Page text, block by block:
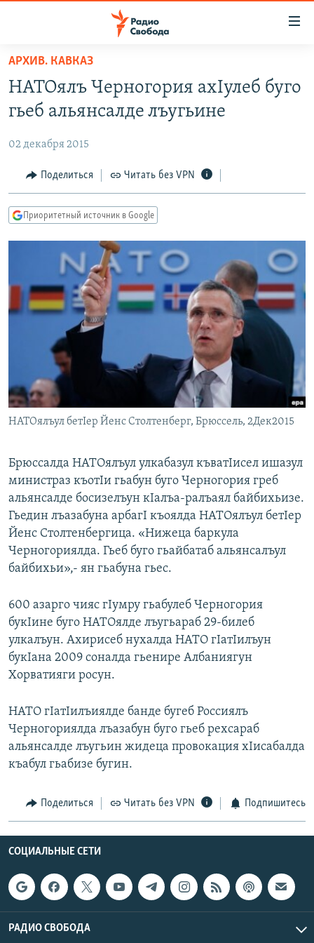
упрощенного
доступа
Вернуться
основному
Вернутся
главной
навигации
Вернутся
ПОДКАСТЫ
ЦИТАТЫ СВОБОДЫ
МНЕНИЯ
IDEL.РЕАЛИИ
КАВКАЗ.РЕАЛИИ
СЕВЕР.РЕАЛИИ
СИБИРЬ.РЕАЛИИ
РАСПИСАНИЕ ВЕЩАНИЯ
ПОДПИШИТЕСЬ НА РАССЫЛКУ
СОЦИАЛЬНЫЕ СЕТИ
Все сайты РСЕ/РС
АРХИВ. КАВКАЗ
НАТОялъ Черногория ахIулеб буго
гьеб альянсалде лъугьине
02 декабря 2015
Поделиться Читать без VPN
Приоритетный источник в Google
НАТОялъул бетIер Йенс Столтенберг, Брюссель, 2Дек2015
Брюссалда НАТОялъул улкабазул къватIисел ишазул
министраз къотIи гьабун буго Черногория греб
альянсалде босизелъун кIалъа-ралъаял байбихьизе.
Гьедин лъазабуна арбагI къоялда НАТОялъул бетIер
Йенс Столтенбергица. «Нижеца баркула
Черногориялда. Гьеб буго гьайбатаб альянсалъул
байбихьи»,- ян гьабуна гьес.
600 азарго чияс гIумру гьабулеб Черногория
букIине буго НАТОялде лъугьараб 29-билеб
улкалъун. Ахирисеб нухалда НАТО гIатIилъун
букIана 2009 соналда гьенире Албаниягун
Хорватияги росун.
НАТО гIатIилъиялде банде бугеб Россиялъ
Черногориялда лъазабун буго гьеб рехсараб
альянсалде лъугьин жидеца провокация хIисабалда
къабул гьабизе бугин.
Поделиться Читать без VPN Подпишитесь
СОЦИАЛЬНЫЕ СЕТИ
РАДИО СВОБОДА